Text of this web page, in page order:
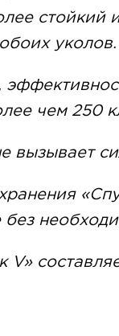
стойкий
уколов.
чем 250
вызывает
без
V»